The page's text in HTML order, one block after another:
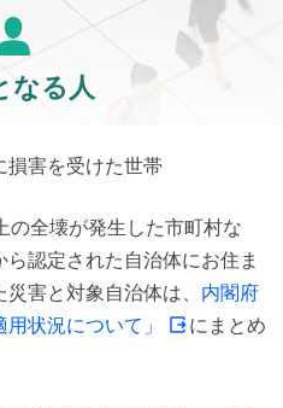
なる人
損害を受けた世帯
の全壊が発生した市町村な
認定された自治体にお住ま
害と対象自治体は、 内閣府
状況について」
にまとめ